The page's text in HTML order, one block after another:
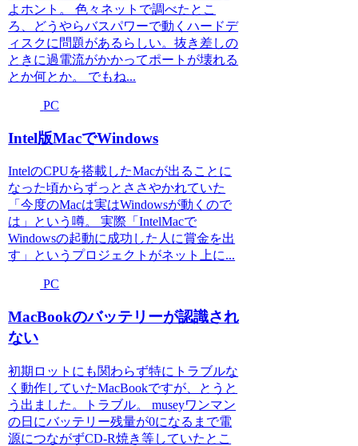
よホント。 色々ネットで調べたとこ
ろ、どうやらバスパワーで動くハードデ
ィスクに問題があるらしい。抜き差しの
ときに過電流がかかってポートが壊れる
とか何とか。 でもね...
PC
Intel版MacでWindows
IntelのCPUを搭載したMacが出ることに
なった頃からずっとささやかれていた
「今度のMacは実はWindowsが動くので
は」という噂。 実際「IntelMacで
Windowsの起動に成功した人に賞金を出
す」というプロジェクトがネット上に...
PC
MacBookのバッテリーが認識され
ない
初期ロットにも関わらず特にトラブルな
く動作していたMacBookですが、とうと
う出ました。トラブル。 museyワンマン
の日にバッテリー残量が0になるまで電
源につながずCD-R焼き等していたとこ